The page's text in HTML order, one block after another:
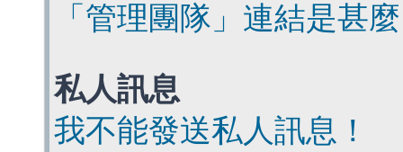
「管理團隊」連結是甚
私人訊息
我不能發送私人訊息！